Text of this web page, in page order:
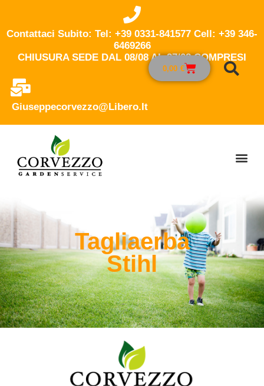
Contattaci Subito: Tel: +39 0331-841577 Cell: +39 346-
6469266
CHIUSURA SEDE DAL 08/08 AL 27/08 COMPRESI
Giuseppecorvezzo@libero.it
0,00 €
Tagliaerba
Stihl